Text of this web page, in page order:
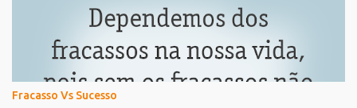
Fracasso Vs Sucesso